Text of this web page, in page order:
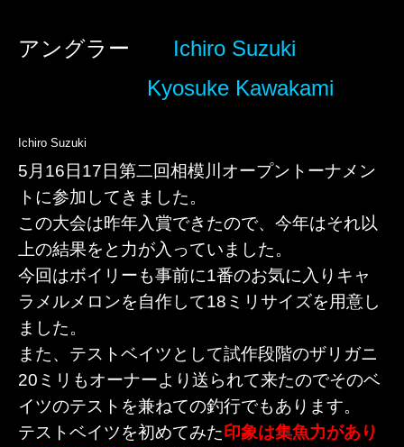
アングラー Ichiro Suzuki
Kyosuke Kawakami
Ichiro Suzuki
5月16日17日第二回相模川オープントーナメン
トに参加してきました。
この大会は昨年入賞できたので、今年はそれ以
上の結果をと力が入っていました。
今回はボイリーも事前に1番のお気に入りキャ
ラメルメロンを自作して18ミリサイズを用意し
ました。
また、テストベイツとして試作段階のザリガニ
20ミリもオーナーより送られて来たのでそのベ
イツのテストを兼ねての釣行でもあります。
テストベイツを初めてみた印象は集魚力があり